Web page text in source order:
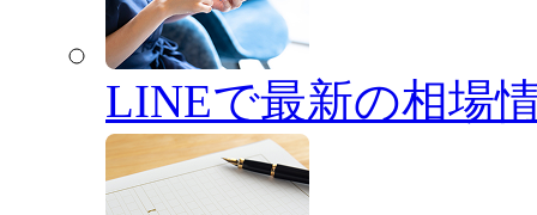
LINEで最新の相場